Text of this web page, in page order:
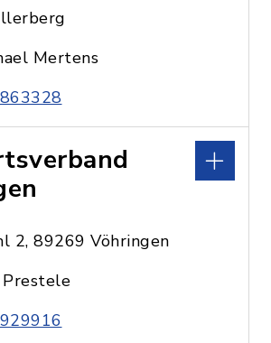
Mertens
2, 89269 Vöhringen
Prestele